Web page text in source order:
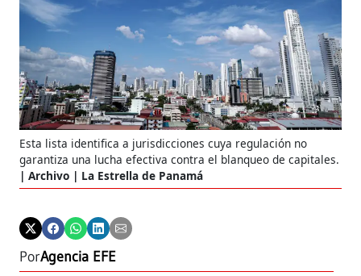
Esta lista identifica a jurisdicciones cuya regulación no
garantiza una lucha efectiva contra el blanqueo de capitales.
Archivo | La Estrella de Panamá
PorAgencia EFE